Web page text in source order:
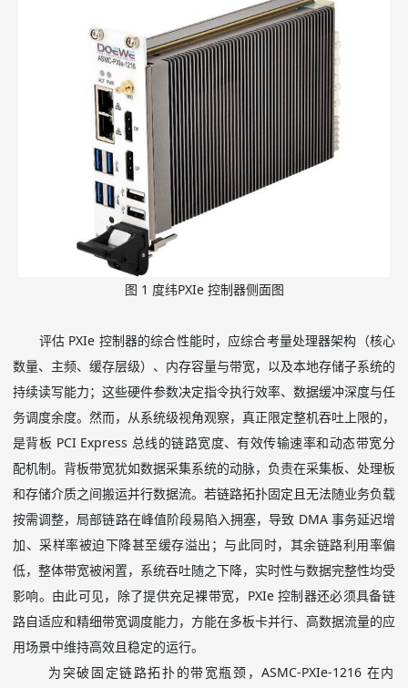
图 1 度纬PXIe 控制器侧面图
评估 PXIe 控制器的综合性能时，应综合考量处理器架构（核心
数量、主频、缓存层级）、内存容量与带宽，以及本地存储子系统的
持续读写能力；这些硬件参数决定指令执行效率、数据缓冲深度与任
务调度余度。然而，从系统级视角观察，真正限定整机吞吐上限的，
是背板 PCI Express 总线的链路宽度、有效传输速率和动态带宽分
配机制。背板带宽犹如数据采集系统的动脉，负责在采集板、处理板
和存储介质之间搬运并行数据流。若链路拓扑固定且无法随业务负载
按需调整，局部链路在峰值阶段易陷入拥塞，导致 DMA 事务延迟增
加、采样率被迫下降甚至缓存溢出；与此同时，其余链路利用率偏
低，整体带宽被闲置，系统吞吐随之下降，实时性与数据完整性均受
影响。由此可见，除了提供充足裸带宽， PXIe控制器还必须具备链
路自适应和精细带宽调度能力，方能在多板卡并行、高数据流量的应
用场景中维持高效且稳定的运行。
为突破固定链路拓扑的带宽瓶颈，ASMC-PXIe-1216 在内